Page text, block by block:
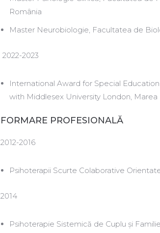
România
Master Neurobiologie, Facultatea de
2022-2023
International Award for Special
with Middlesex University London, Marea
FORMARE PROFESIONALĂ
2012-2016
Psihoterapii Scurte Colaborative
2014
Psihoterapie Sistemică de Cuplu și Familie